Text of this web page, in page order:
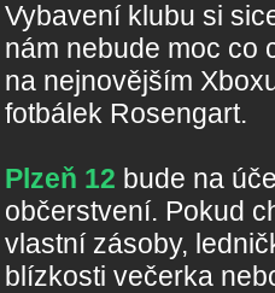
Vybavení klubu si
nám nebude moc co
na nejnovějším
fotbálek Rosengart.
Plzeň 12 bude na
občerstvení. Pokud
vlastní zásoby,
blízkosti večerka